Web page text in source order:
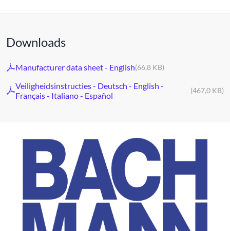
Downloads
Manufacturer data sheet - English(66,8 KB)
Veiligheidsinstructies - Deutsch - English -
Français - Italiano - Español
(467,0 KB)